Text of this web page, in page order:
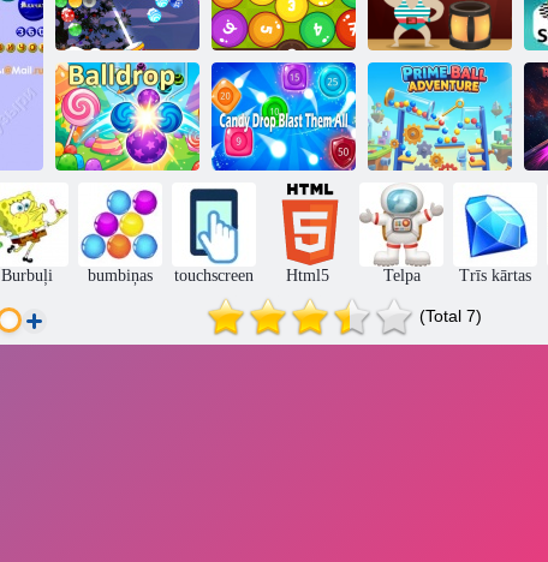
Burbuļu šāvēja
Ziemassvētki
Math bumbas
Tīģera bumba
tiešsaistē
Balldrop
Candy Drop
Blast Them All
Prime Ball
Adventure
Burbuļi bumbiņas touchscreen Html5 Telpa Trīs kārtas
(Total 7)